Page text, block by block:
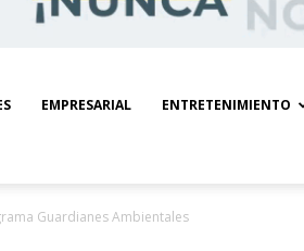
EMPRESARIAL ENTRETENIMIENTO
Guardianes Ambientales